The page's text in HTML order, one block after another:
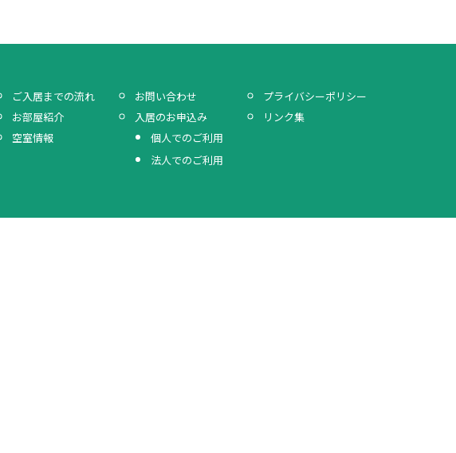
ご入居までの流れ
お部屋紹介
空室情報
お問い合わせ
入居のお申込み
個人でのご利用
法人でのご利用
プライバシーポリシー
リンク集